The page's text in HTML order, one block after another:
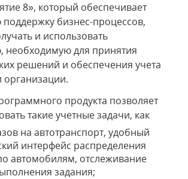
8», который обеспечивает
бизнес-процессов,
и использовать
для принятия
решений и обеспечения учета
организации.
продукта позволяет
такие учетные задачи, как
на автотранспорт, удобный
интерфейс распределения
автомобилям, отслеживание
задания;